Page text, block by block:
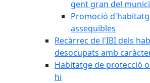
gent gran del
Promoció
assequibles
Recàrrec de l'IBI dels
desocupats amb
Habitatge de protecció
hi